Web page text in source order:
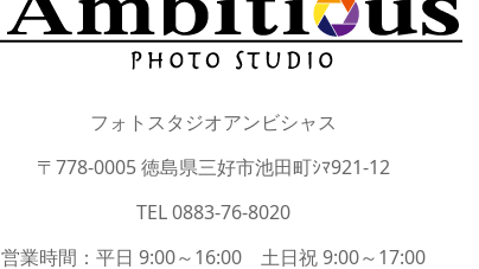
フォトスタジオアンビシャス
〒778-0005 徳島県三好市池田町ｼﾏ921-12
TEL 0883-76-8020
営業時間：平日 9:00～16:00 土日祝 9:00～17:00